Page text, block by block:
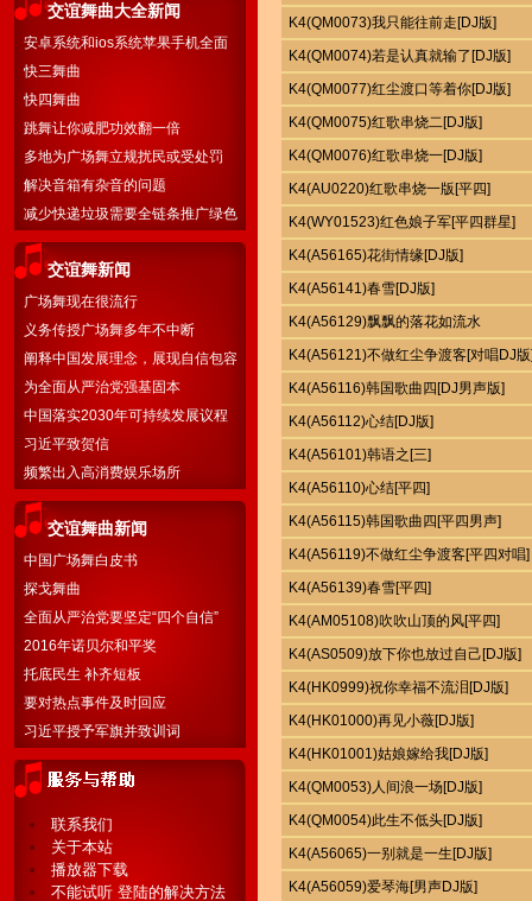
交谊舞曲大全新闻
安卓系统和ios系统苹果手机全面
开通下载
快三舞曲
快四舞曲
跳舞让你减肥功效翻一倍
多地为广场舞立规扰民或受处罚
解决音箱有杂音的问题
减少快递垃圾需要全链条推广绿色
物流
交谊舞新闻
广场舞现在很流行
义务传授广场舞多年不中断
阐释中国发展理念，展现自信包容
胸怀
为全面从严治党强基固本
中国落实2030年可持续发展议程
国别方案
习近平致贺信
频繁出入高消费娱乐场所
交谊舞曲新闻
中国广场舞白皮书
探戈舞曲
全面从严治党要坚定“四个自信”
2016年诺贝尔和平奖
托底民生 补齐短板
要对热点事件及时回应
习近平授予军旗并致训词
联系我们
关于本站
播放器下载
不能试听 登陆的解决方法
K4(QM0073)我只能往前走[DJ版]
K4(QM0074)若是认真就输了[DJ版]
K4(QM0077)红尘渡口等着你[DJ版]
K4(QM0075)红歌串烧二[DJ版]
K4(QM0076)红歌串烧一[DJ版]
K4(AU0220)红歌串烧一版[平四]
K4(WY01523)红色娘子军[平四群星]
K4(A56165)花街情缘[DJ版]
K4(A56141)春雪[DJ版]
K4(A56129)飘飘的落花如流水
K4(A56121)不做红尘争渡客[对唱DJ
K4(A56116)韩国歌曲四[DJ男声版]
K4(A56112)心结[DJ版]
K4(A56101)韩语之[三]
K4(A56110)心结[平四]
K4(A56115)韩国歌曲四[平四男声]
K4(A56119)不做红尘争渡客[平四对唱]
K4(A56139)春雪[平四]
K4(AM05108)吹吹山顶的风[平四]
K4(AS0509)放下你也放过自己[DJ版]
K4(HK0999)祝你幸福不流泪[DJ版]
K4(HK01000)再见小薇[DJ版]
K4(HK01001)姑娘嫁给我[DJ版]
K4(QM0053)人间浪一场[DJ版]
K4(QM0054)此生不低头[DJ版]
K4(A56065)一别就是一生[DJ版]
K4(A56059)爱琴海[男声DJ版]